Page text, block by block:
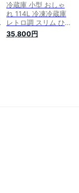
冷蔵庫 小型 おしゃ
れ 114L 冷凍冷蔵庫
レトロ調 スリム ひ
とり暮らし 静音 2ド
ア 冷凍冷蔵庫 右開
35,800円